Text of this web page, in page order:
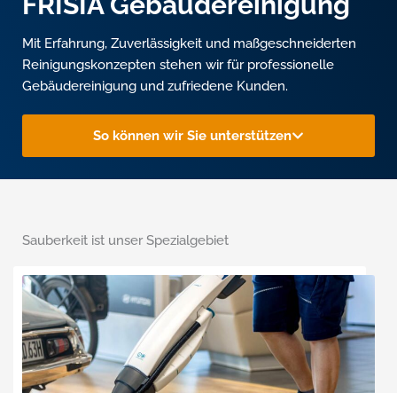
Mit Erfahrung, Zuverlässigkeit und maßgeschneiderten
Reinigungskonzepten stehen wir für professionelle
Gebäudereinigung und zufriedene Kunden.
So können wir Sie unterstützen
Sauberkeit ist unser Spezialgebiet